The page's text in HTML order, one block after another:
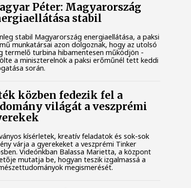
Péter: Magyarország
stabil
stabil Magyarország energiaellátása, a paksi
munkatársai azon dolgoznak, hogy az utolsó
termelő turbina hibamentesen működjön -
a miniszterelnök a paksi erőműnél tett keddi
során.
közben fedezik fel a
világát a veszprémi
kísérletek, kreatív feladatok és sok-sok
várja a gyerekeket a veszprémi Tinker
Videónkban Balassa Marietta, a központ
mutatja be, hogyan teszik izgalmassá a
megismerését.